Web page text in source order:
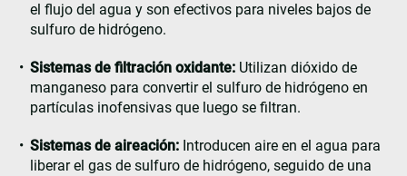
el flujo del agua y son efectivos para niveles bajos de
sulfuro de hidrógeno.
Sistemas de filtración oxidante: Utilizan dióxido de
manganeso para convertir el sulfuro de hidrógeno en
partículas inofensivas que luego se filtran.
Sistemas de aireación: Introducen aire en el agua para
liberar el gas de sulfuro de hidrógeno, seguido de una